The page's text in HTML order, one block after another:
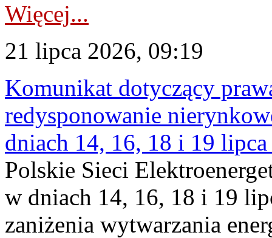
Więcej...
21 lipca 2026, 09:19
Komunikat dotyczący
redysponowanie
dniach 14, 16, 18 i 19
Polskie Sieci
w dniach 14, 16, 18 i 19
zaniżenia wytwarzania